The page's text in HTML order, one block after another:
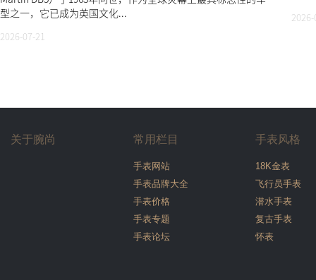
型之一，它已成为英国文化...
2026-07-21
关于腕尚 常用栏目
手表网站
手表品牌大全
手表价格
手表专题
手表论坛
手表风格
18K金表
飞行员手表
潜水手表
复古手表
怀表